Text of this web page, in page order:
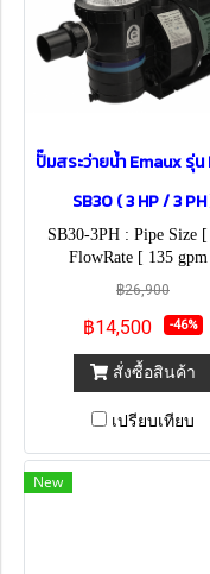
ปั๊มสระว่ายน้ำ Emaux รุ่น
SB30 ( 3 HP / 3 PH
SB30-3PH : Pipe Size
FlowRate [ 135 gpm
฿26,900
฿14,500 -46%
สั่งซื้อสินค้า
เปรียบเทียบ
New